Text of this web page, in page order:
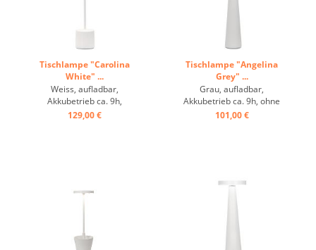
Tischlampe "Carolina
White" ...
Weiss, aufladbar,
Akkubetrieb ca. 9h,
dimmbar, IP54 ...
129,00 €
Tischlampe "Angelina
Grey" ...
Grau, aufladbar,
Akkubetrieb ca. 9h, ohne
Stecker, Innenbereich ...
101,00 €